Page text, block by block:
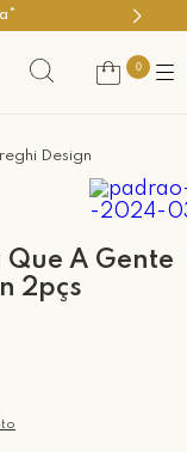
0
Design
A Gente
2pçs